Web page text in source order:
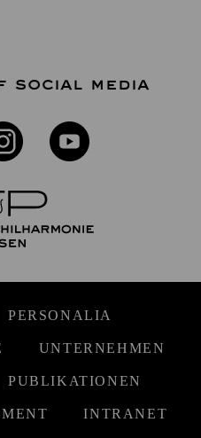
SOCIAL MEDIA
PERSONALIA
UNTERNEHMEN
PUBLIKATIONEN
INTRANET